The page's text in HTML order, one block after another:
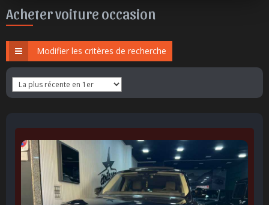
Acheter voiture occasion
Modifier les critères de recherche